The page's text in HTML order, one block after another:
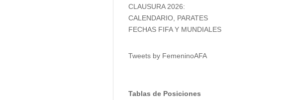
CLAUSURA 2026:
CALENDARIO, PARATES
FECHAS FIFA Y MUNDIALES
Tweets by FemeninoAFA
Tablas de Posiciones